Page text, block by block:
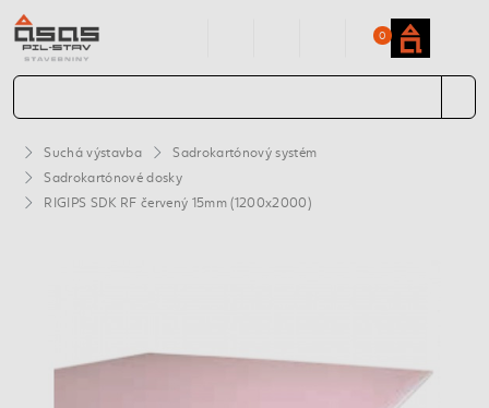
0
Suchá výstavba
Sadrokartónový systém
Sadrokartónové dosky
RIGIPS SDK RF červený 15mm (1200x2000)